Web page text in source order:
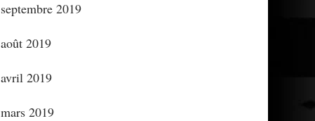
septembre 2019
août 2019
avril 2019
mars 2019